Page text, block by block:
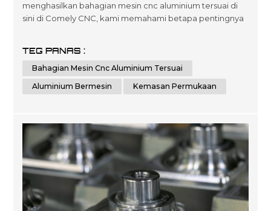
menghasilkan bahagian mesin cnc aluminium tersuai di
sini di Comely CNC, kami memahami betapa pentingnya
persembahan keseluruhan. selepas masa untuk
pelanggan yang mencari pelbagai hasil yang
dioptimumkan tidak kira saiz skala atau kerumitan yang
TEG PANAS :
Bahagian Mesin Cnc Aluminium Tersuai
Aluminium Bermesin
Kemasan Permukaan